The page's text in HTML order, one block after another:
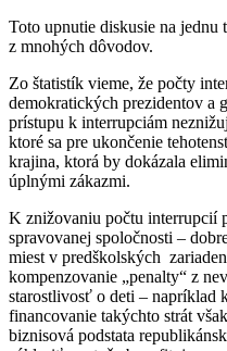
Toto upnutie diskusie na jednu
z mnohých dôvodov.
Zo štatistík vieme, že počty
demokratických prezidentov a
prístupu k interrupciám
ktoré sa pre ukončenie
krajina, ktorá by dokázala
úplnými zákazmi.
K znižovaniu počtu interrupcií
spravovanej spoločnosti –
miest v predškolských
kompenzovanie „penalty“ z
starostlivosť o deti – napríklad
financovanie takýchto strát
biznisová podstata